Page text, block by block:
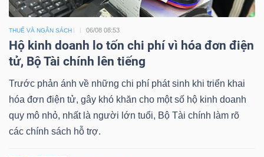
THUẾ VÀ NGÂN SÁCH 06/08 08:53
Hộ kinh doanh lo tốn chi phí vì hóa đơn điện
tử, Bộ Tài chính lên tiếng
Trước phản ánh về những chi phí phát sinh khi triển khai
hóa đơn điện tử, gây khó khăn cho một số hộ kinh doanh
quy mô nhỏ, nhất là người lớn tuổi, Bộ Tài chính làm rõ
các chính sách hỗ trợ.